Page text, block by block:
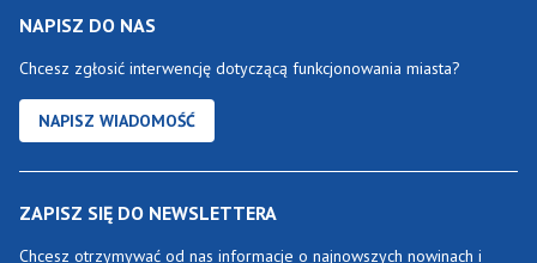
NAPISZ DO NAS
Chcesz zgłosić interwencję dotyczącą funkcjonowania miasta?
NAPISZ WIADOMOŚĆ
ZAPISZ SIĘ DO NEWSLETTERA
Chcesz otrzymywać od nas informacje o najnowszych nowinach i